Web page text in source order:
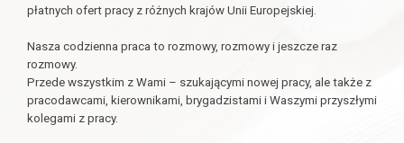
płatnych ofert pracy z różnych krajów Unii Europejskiej.
Nasza codzienna praca to rozmowy, rozmowy i jeszcze raz
rozmowy.
Przede wszystkim z Wami – szukającymi nowej pracy, ale także z
pracodawcami, kierownikami, brygadzistami i Waszymi przyszłymi
kolegami z pracy.